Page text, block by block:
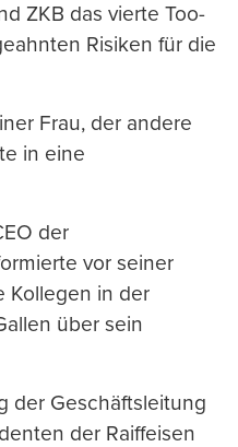
ZKB das vierte Too-
Risiken für die
Frau, der andere
in eine
der
vor seiner
Kollegen in der
über sein
der Geschäftsleitung
der Raiffeisen